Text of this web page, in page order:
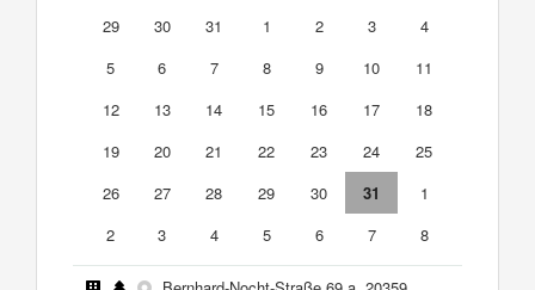
29
30 31 1 2 3
4
5
6 7 8 9 10
11
12
13 14 15 16 17
18
19
20 21 22 23 24
25
26
27 28 29 30 31
1
2
3 4 5 6 7 8